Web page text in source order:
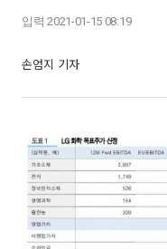
입력 2021-01-15 08:19
손엄지 기자